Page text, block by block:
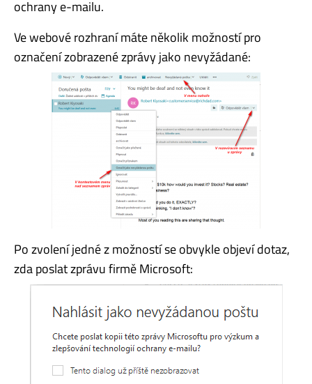
ochrany e-mailu.
Ve webové rozhraní máte několik možností pro
označení zobrazené zprávy jako nevyžádané:
Po zvolení jedné z možností se obvykle objeví dotaz,
zda poslat zprávu firmě Microsoft: